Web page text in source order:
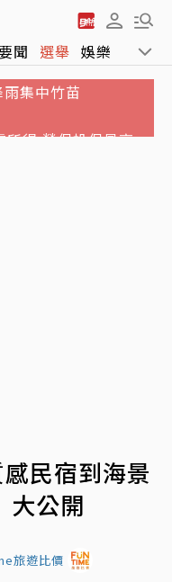
聞 選舉 娛樂 運動
得 勞保投保最高
民宿到海景
大公開
旅遊比價